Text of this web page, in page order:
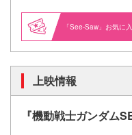
「See-Saw」お気に
上映情報
『機動戦士ガンダム